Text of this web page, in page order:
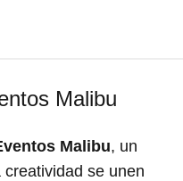
Malibu
Malibu, un
se unen